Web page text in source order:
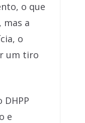
o que
mas a
o
um tiro
e